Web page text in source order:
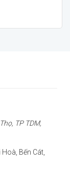
TP TDM,
Bến Cát,